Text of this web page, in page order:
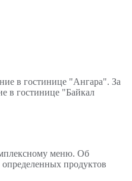
в гостинице "Ангара". За
в гостинице "Байкал
меню. Об
продуктов